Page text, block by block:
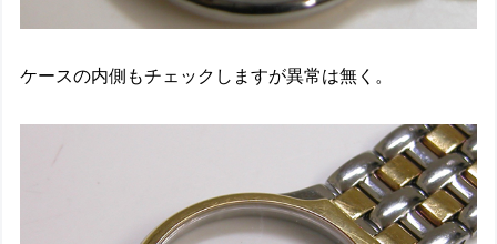
ケースの内側もチェックしますが異常は無く。